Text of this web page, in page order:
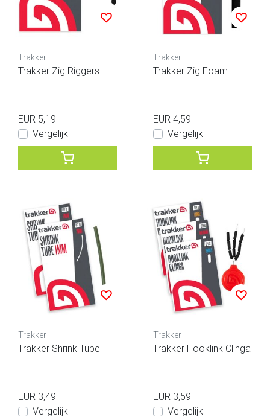
Trakker
Trakker Zig Riggers
EUR 5,19
Vergelijk
Trakker
Trakker Zig Foam
EUR 4,59
Vergelijk
Trakker
Trakker Shrink Tube
EUR 3,49
Vergelijk
Trakker
Trakker Hooklink Clinga
EUR 3,59
Vergelijk